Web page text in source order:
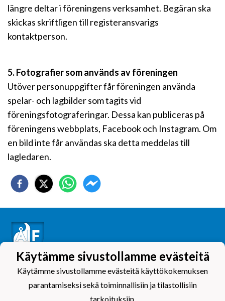
längre deltar i föreningens verksamhet. Begäran ska
skickas skriftligen till registeransvarigs
kontaktperson.
5. Fotografier som används av föreningen
Utöver personuppgifter får föreningen använda
spelar- och lagbilder som tagits vid
föreningsfotograferingar. Dessa kan publiceras på
föreningens webbplats, Facebook och Instagram. Om
en bild inte får användas ska detta meddelas till
lagledaren.
Tietosuojaseloste
Käytämme sivustollamme evästeitä
Käytämme sivustollamme evästeitä käyttökokemuksen
parantamiseksi sekä toiminnallisiin ja tilastollisiin
tarkoituksiin.